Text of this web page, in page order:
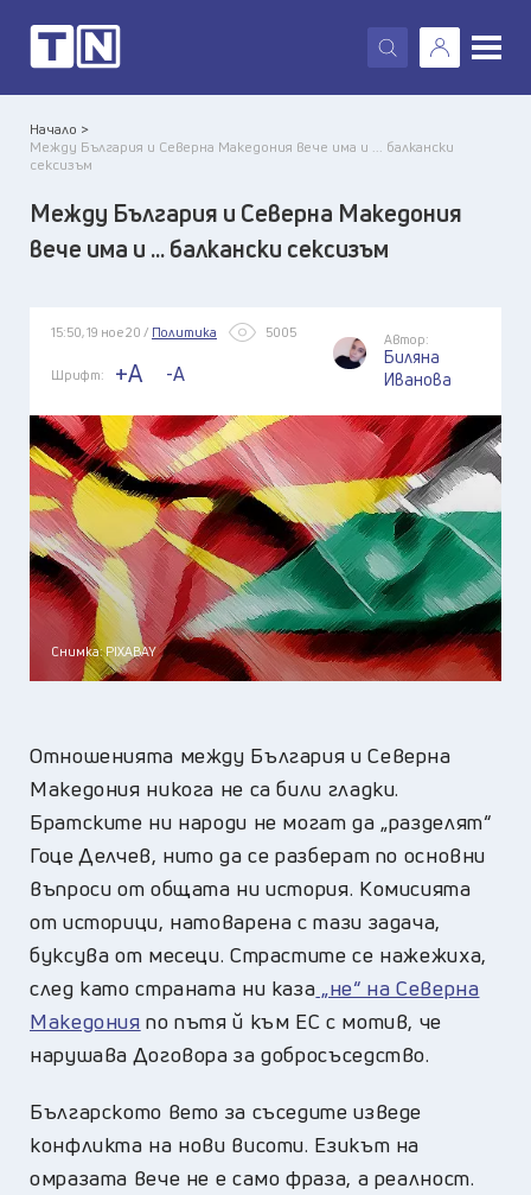
X
Начало >
Между България и Северна Македония вече има и ... балкански
сексизъм
Между България и Северна Македония
вече има и ... балкански сексизъм
15:50, 19 ное 20 / Политика 5005
Шрифт: +A -A
Автор:
Биляна
Иванова
Снимка: PIXABAY
Отношенията между България и Северна
Македония никога не са били гладки.
Братските ни народи не могат да „разделят“
Гоце Делчев, нито да се разберат по основни
въпроси от общата ни история. Комисията
от историци, натоварена с тази задача,
буксува от месеци. Страстите се нажежиха,
след като страната ни каза „не“ на Северна
Македония по пътя й към ЕС с мотив, че
нарушава Договора за добросъседство.
Българското вето за съседите изведе
конфликта на нови висоти. Езикът на
омразата вече не е само фраза, а реалност.